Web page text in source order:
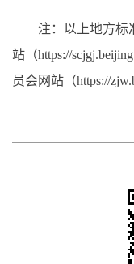
注：以上地方标准
站（https://
员会网站（https://